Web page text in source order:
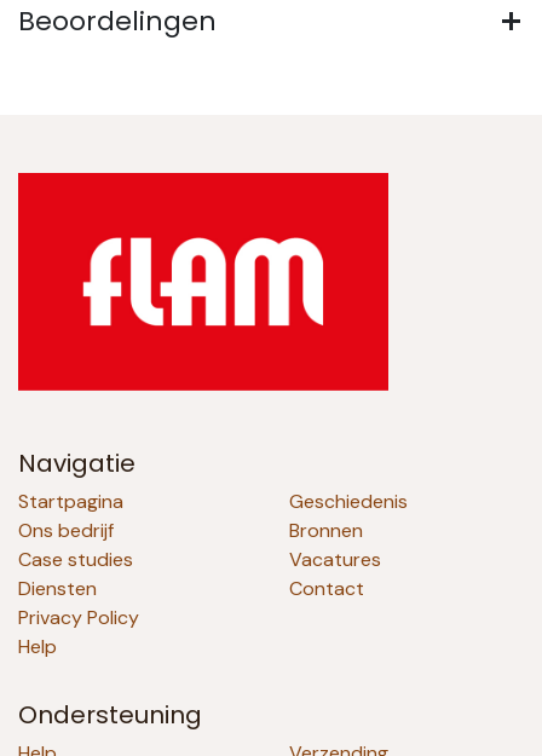
Beoordelingen
Navigatie
Startpagina
Ons bedrijf
Case studies
Diensten
Privacy Policy
Help
Geschiedenis
Bronnen
Vacatures
Contact
Ondersteuning